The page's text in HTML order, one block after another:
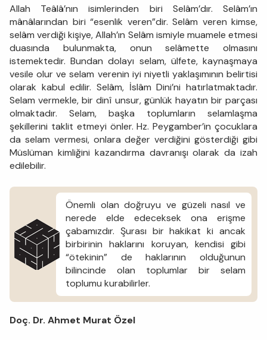
Allah Teâlâ’nın isimlerinden biri Selâm’dır. Selâm’ın
mânâlarından biri “esenlik veren”dir. Selâm veren kimse,
selâm verdiği kişiye, Allah’ın Selâm ismiyle muamele etmesi
duasında bulunmakta, onun selâmette olmasını
istemektedir. Bundan dolayı selam, ülfete, kaynaşmaya
vesile olur ve selam verenin iyi niyetli yaklaşımının belirtisi
olarak kabul edilir. Selâm, İslâm Dini’ni hatırlatmaktadır.
Selam vermekle, bir dinî unsur, günlük hayatın bir parçası
olmaktadır. Selam, başka toplumların selamlaşma
şekillerini taklit etmeyi önler. Hz. Peygamber’in çocuklara
da selam vermesi, onlara değer verdiğini gösterdiği gibi
Müslüman kimliğini kazandırma davranışı olarak da izah
edilebilir.
Önemli olan doğruyu ve güzeli nasıl ve
nerede elde edeceksek ona erişme
çabamızdır. Şurası bir hakikat ki ancak
birbirinin haklarını koruyan, kendisi gibi
“ötekinin” de haklarının olduğunun
bilincinde olan toplumlar bir selam
toplumu kurabilirler.
Doç. Dr. Ahmet Murat Özel